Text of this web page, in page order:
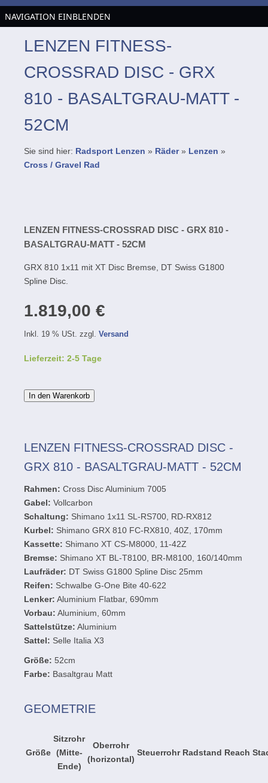
NAVIGATION EINBLENDEN
LENZEN FITNESS-
CROSSRAD DISC - GRX
810 - BASALTGRAU-MATT -
52CM
Sie sind hier: Radsport Lenzen » Räder» Lenzen »
Cross / Gravel Rad
LENZEN FITNESS-CROSSRAD DISC - GRX 810 -
BASALTGRAU-MATT - 52CM
GRX 810 1x11 mit XT Disc Bremse, DT Swiss G1800
Spline Disc.
1.819,00 €
Inkl. 19 % USt. zzgl. Versand
Lieferzeit: 2-5 Tage
In den Warenkorb
LENZEN FITNESS-CROSSRAD DISC -
GRX 810 - BASALTGRAU-MATT - 52CM
Rahmen: Cross Disc Aluminium 7005
Gabel: Vollcarbon
Schaltung: Shimano 1x11 SL-RS700, RD-RX812
Kurbel: Shimano GRX 810 FC-RX810, 40Z, 170mm
Kassette: Shimano XT CS-M8000, 11-42Z
Bremse: Shimano XT BL-T8100, BR-M8100, 160/140mm
Laufräder: DT Swiss G1800 Spline Disc 25mm
Reifen: Schwalbe G-One Bite 40-622
Lenker: Aluminium Flatbar, 690mm
Vorbau: Aluminium, 60mm
Sattelstütze: Aluminium
Sattel: Selle Italia X3
Größe: 52cm
Farbe: Basaltgrau Matt
GEOMETRIE
Größe
Sitzrohr
(Mitte-
Ende)
Oberrohr
(horizontal)
Steuerrohr Radstand Reach